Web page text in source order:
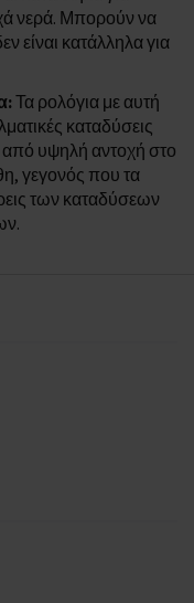
νερά. Μπορούν να
είναι κατάλληλα για
Τα ρολόγια με αυτή
καταδύσεις
από υψηλή αντοχή στο
γεγονός που τα
των καταδύσεων